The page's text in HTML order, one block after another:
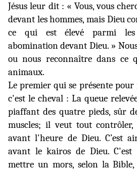
Jésus leur dit : « Vous, vous
devant les hommes, mais Dieu
ce qui est élevé parmi
abomination devant Dieu. »
ou nous reconnaître dans ce
animaux.
Le premier qui se présente
c'est le cheval : La queue
piaffant des quatre pieds, sûr
muscles; il veut tout
avant l'heure de Dieu. C’est
avant le kairos de Dieu.
mettre un mors, selon la